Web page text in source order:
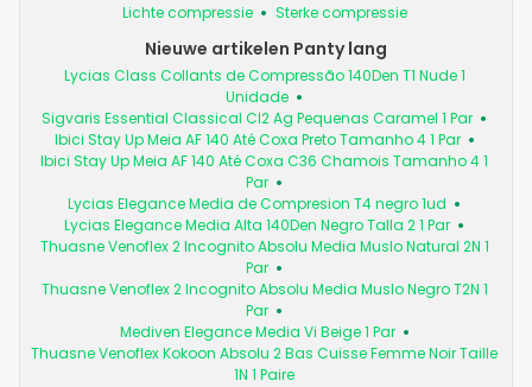
Lichte compressie Sterke compressie
Nieuwe artikelen Panty lang
Lycias Class Collants de Compressão 140Den T1 Nude 1
Unidade
Sigvaris Essential Classical Cl2 Ag Pequenas Caramel 1 Par
Ibici Stay Up Meia AF 140 Até Coxa Preto Tamanho 4 1 Par
Ibici Stay Up Meia AF 140 Até Coxa C36 Chamois Tamanho 4 1
Par
Lycias Elegance Media de Compresion T4 negro 1ud
Lycias Elegance Media Alta 140Den Negro Talla 2 1 Par
Thuasne Venoflex 2 Incognito Absolu Media Muslo Natural 2N 1
Par
Thuasne Venoflex 2 Incognito Absolu Media Muslo Negro T2N 1
Par
Mediven Elegance Media Vi Beige 1 Par
Thuasne Venoflex Kokoon Absolu 2 Bas Cuisse Femme Noir Taille
1N 1 Paire